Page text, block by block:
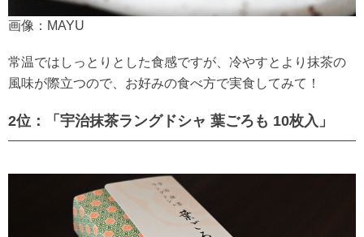
画像：MAYU
常温ではしっとりとした食感ですが、冷やすとより抹茶の
風味が際立つので、お好みの食べ方で実食してみて！
2位：「宇治抹茶ラングドシャ 葉ごろも 10枚入」